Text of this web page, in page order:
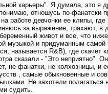
карьеры". Я думала, это я
отношусь по-фанатски
работе девчонки ее клипы,
за выражение, трахают, в
живот и все, что
музыкой и придуманным самой
называется R&B), где скачет
сказали - "Это неприятно".
не фанатки, не колхозницы, и
, самые обыкновенные и
Не захотели полагаться
судить.